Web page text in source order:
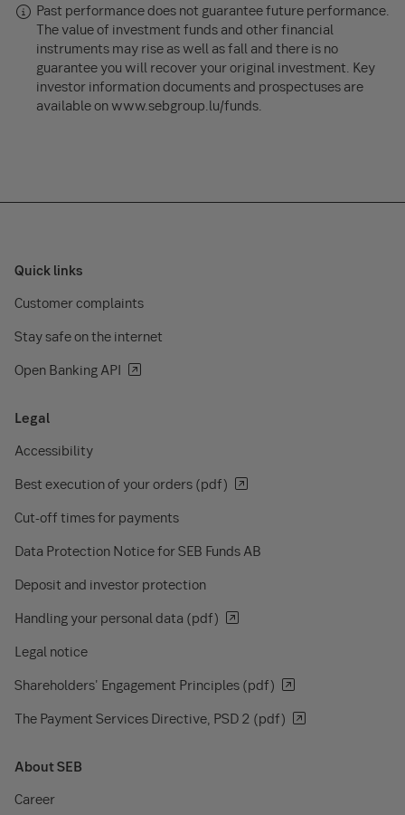
Past performance does not guarantee future performance.
The value of investment funds and other financial
instruments may rise as well as fall and there is no
guarantee you will recover your original investment. Key
investor information documents and prospectuses are
available on www.sebgroup.lu/funds.
Quick links
Customer complaints
Stay safe on the internet
Open Banking API
Legal
Accessibility
Best execution of your orders (pdf)
Cut-off times for payments
Data Protection Notice for SEB Funds AB
Deposit and investor protection
Handling your personal data (pdf)
Legal notice
Shareholders' Engagement Principles (pdf)
The Payment Services Directive, PSD 2 (pdf)
About SEB
Career